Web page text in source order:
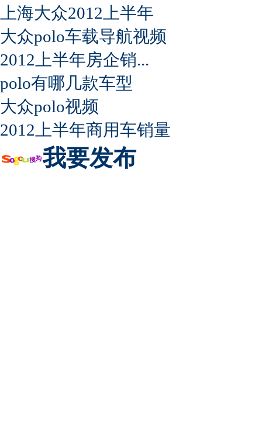
上海大众2012上半年
大众polo车载导航视频
2012上半年房企销...
polo有哪几款车型
大众polo视频
2012上半年商用车销量
我要发布